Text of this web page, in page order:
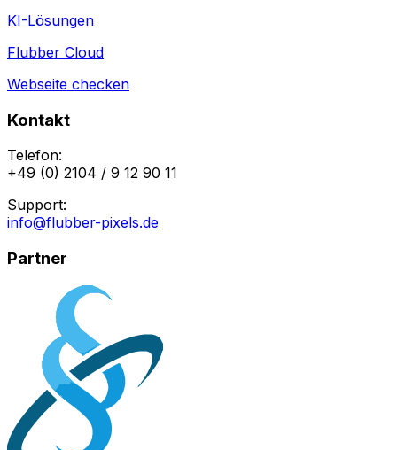
KI-Lösungen
Flubber Cloud
Webseite checken
Kontakt
Telefon:
+49 (0) 2104 / 9 12 90 11
Support:
info@flubber-pixels.de
Partner